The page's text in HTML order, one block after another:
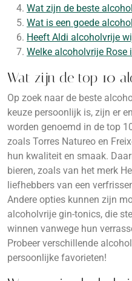
Wat zijn de beste
Wat is een goede
Heeft Aldi alcoholvrije
Welke alcoholvrije Rose
Wat zijn de top 10
Op zoek naar de beste
keuze persoonlijk is, zijn er
worden genoemd in de top
zoals Torres Natureo en
hun kwaliteit en smaak.
bieren, zoals van het merk
liefhebbers van een
Andere opties kunnen zijn
alcoholvrije gin-tonics, die
winnen vanwege hun
Probeer verschillende
persoonlijke favorieten!